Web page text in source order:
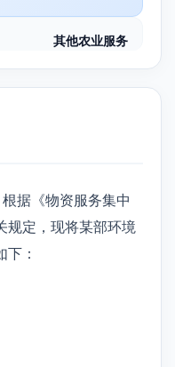
其他农业服务
据《物资服务集中
规定，现将某部环境
：